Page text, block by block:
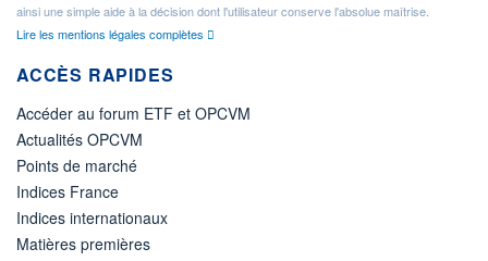
ainsi une simple aide à la décision dont l'utilisateur conserve l'absolue maîtrise.
Lire les mentions légales complètes
ACCÈS RAPIDES
Accéder au forum ETF et OPCVM
Actualités OPCVM
Points de marché
Indices France
Indices internationaux
Matières premières